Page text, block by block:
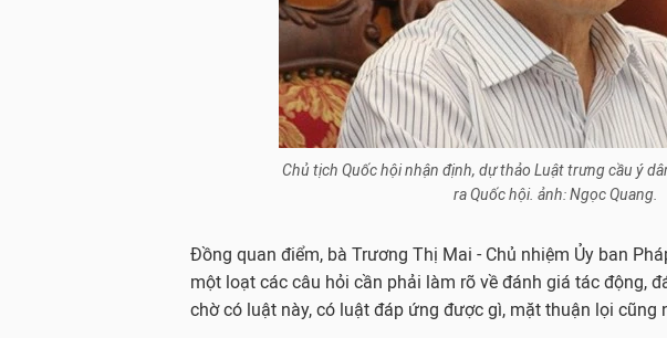
Chủ tịch Quốc hội nhận định, dự thảo Luật trưng cầu ý
ra Quốc hội. ảnh: Ngọc Quang.
Đồng quan điểm, bà Trương Thị Mai - Chủ nhiệm Ủy ban
một loạt các câu hỏi cần phải làm rõ về đánh giá tác động,
chờ có luật này, có luật đáp ứng được gì, mặt thuận lọi cũng